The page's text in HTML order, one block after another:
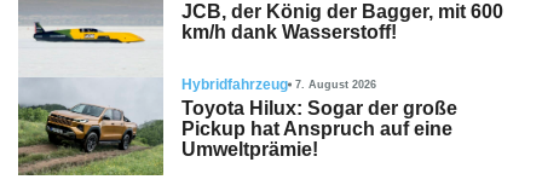
JCB, der König der Bagger, mit 600
km/h dank Wasserstoff!
Hybridfahrzeug 7. August 2026
Toyota Hilux: Sogar der große
Pickup hat Anspruch auf eine
Umweltprämie!